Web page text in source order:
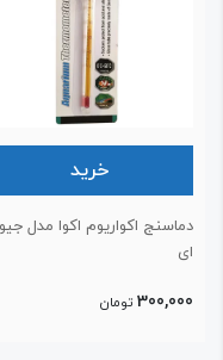
خرید
اکواریوم اکوا مدل جیوه
تومان